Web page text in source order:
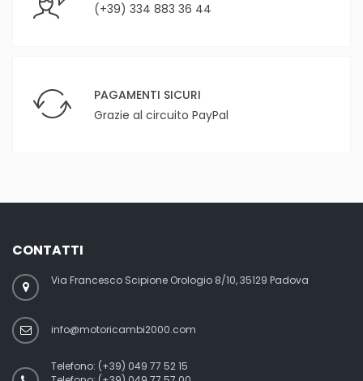
(+39) 334 883 36 44
PAGAMENTI SICURI
Grazie al circuito PayPal
CONTATTI
Via Francesco Scipione Orologio 8/10, 35129 Padova
info@motoricambi2000.com
Telefono: (+39) 049 77 52 15